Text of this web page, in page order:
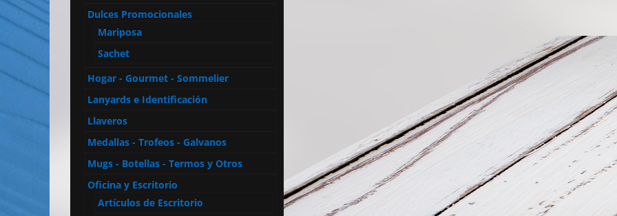
Dulces Promocionales
Mariposa
Sachet
Hogar - Gourmet - Sommelier
Lanyards e Identificación
Llaveros
Medallas - Trofeos - Galvanos
Mugs - Botellas - Termos y Otros
Oficina y Escritorio
Artículos de Escritorio